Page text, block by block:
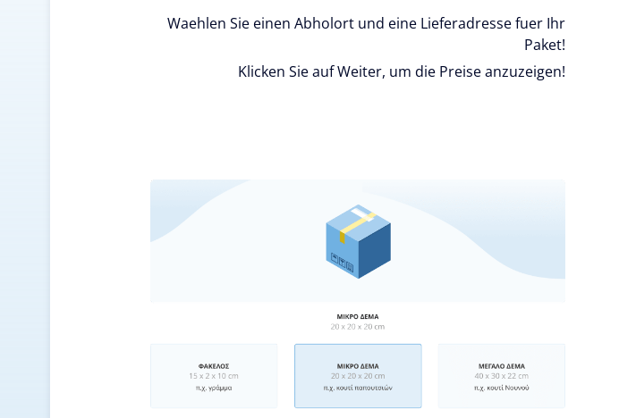
Waehlen Sie einen Abholort und eine Lieferadresse fuer Ihr
Paket!
Klicken Sie auf Weiter, um die Preise anzuzeigen!